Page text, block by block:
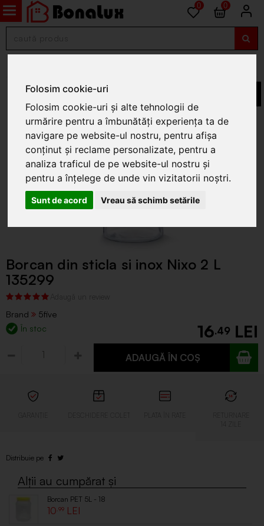
Folosim cookie-uri
Folosim cookie-uri și alte tehnologii de
urmărire pentru a îmbunătăți experiența ta de
navigare pe website-ul nostru, pentru afișa
conținut și reclame personalizate, pentru a
analiza traficul de pe website-ul nostru și
pentru a înțelege de unde vin vizitatorii noștri.
Sunt de acord Vreau să schimb setările
0 0
Borcan din sticla si inox Nixo 2 L
135299
Brand
5five
În stoc
16.49
ADAUGĂ ÎN COȘ
Borcan PET 5L - 18
10 .99